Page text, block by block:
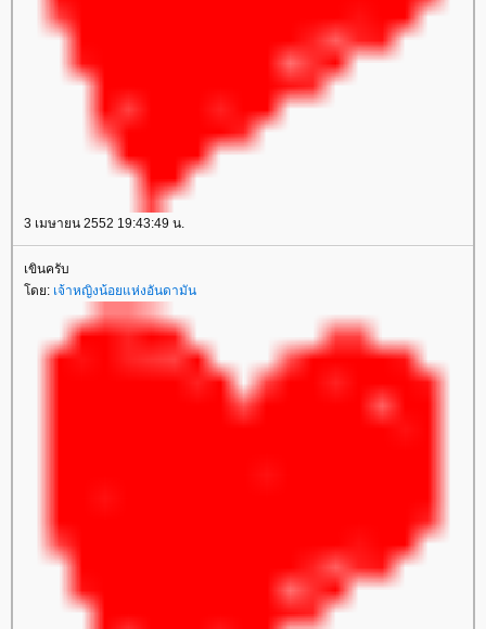
3 เมษายน 2552 19:43:49 น.
เขินครับ
โดย: เจ้าหญิงน้อยแห่งอันดามัน